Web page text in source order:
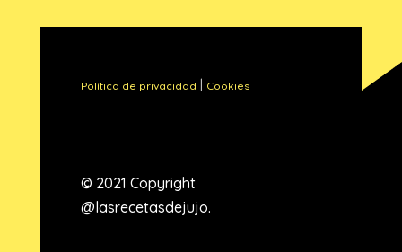
Política de privacidad Cookies
© 2021 Copyright
@lasrecetasdejujo.